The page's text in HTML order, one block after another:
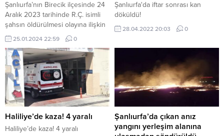
Şanlıurfa’nın Birecik ilçesinde 24
Aralık 2023 tarihinde R.Ç. isimli
şahsın öldürülmesi olayına ilişkin
yapılan çalışmalar sonucunda
Adana, Gaziantep ve Şanlıurfa
illerinde eş zamanlı operasyonla
yakalandı. Şanlıurfa İl Jandarma
Komutanlığı, Birecik ilçesinde 24
Aralık 2023 tarihinde R.Ç. isimli
şahsın öldürülmesi olayının
faillerini yakalamak için çalışma...
25.01.2024 22:59 0
Şanlıurfa'da iftar sonrası kan
döküldü!
28.04.2022 20:03 0
Haliliye’de kaza! 4 yaralı
Haliliye’de kaza! 4 yaralı
Şanlıurfa’da çıkan anız
yangını yerleşim alanına